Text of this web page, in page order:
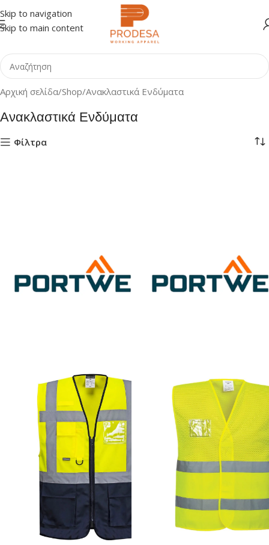
Skip to navigation
Skip to main content
Αρχική σελίδα Shop Ανακλαστικά Ενδύματα
Ανακλαστικά Ενδύματα
Φίλτρα